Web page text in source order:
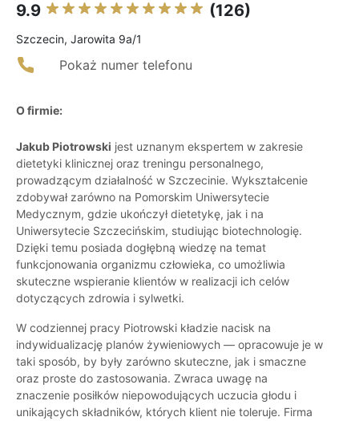
9.9 (126)
Szczecin, Jarowita 9a/1
Pokaż numer telefonu
O firmie:
Jakub Piotrowski jest uznanym ekspertem w zakresie
dietetyki klinicznej oraz treningu personalnego,
prowadzącym działalność w Szczecinie. Wykształcenie
zdobywał zarówno na Pomorskim Uniwersytecie
Medycznym, gdzie ukończył dietetykę, jak i na
Uniwersytecie Szczecińskim, studiując biotechnologię.
Dzięki temu posiada dogłębną wiedzę na temat
funkcjonowania organizmu człowieka, co umożliwia
skuteczne wspieranie klientów w realizacji ich celów
dotyczących zdrowia i sylwetki.
W codziennej pracy Piotrowski kładzie nacisk na
indywidualizację planów żywieniowych — opracowuje je w
taki sposób, by były zarówno skuteczne, jak i smaczne
oraz proste do zastosowania. Zwraca uwagę na
znaczenie posiłków niepowodujących uczucia głodu i
unikających składników, których klient nie toleruje. Firma